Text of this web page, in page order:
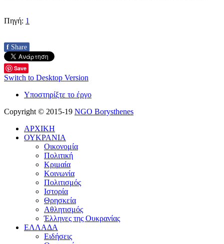
Πηγή: 1
f Share
Save
Switch to Desktop Version
Υποστηρίξτε το έργο
Copyright © 2015-19 NGO Borysthenes
ΑΡΧΙΚΗ
ΟΥΚΡΑΝΙΑ
Οικονομία
Πολιτική
Κριμαία
Κοινωνία
Πολιτισμός
Ιστορία
Θρησκεία
Αθλητισμός
Έλληνες της Ουκρανίας
ΕΛΛΑΔΑ
Ειδήσεις